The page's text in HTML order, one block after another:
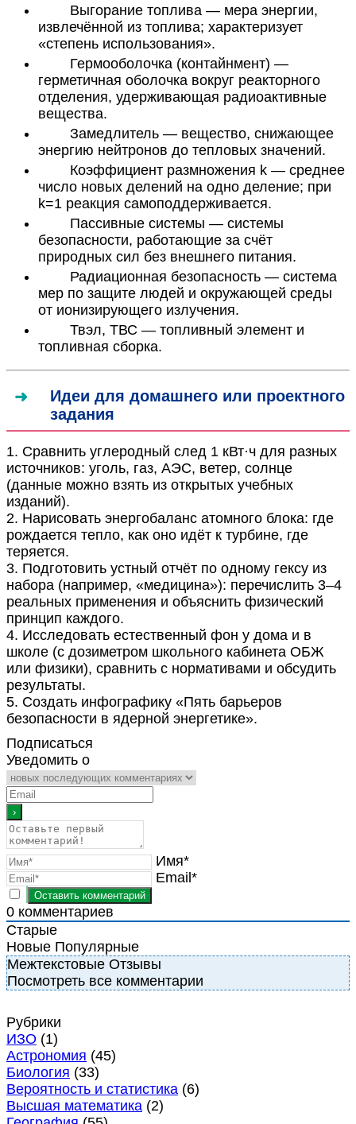
Выгорание топлива — мера энергии,
извлечённой из топлива; характеризует
«степень использования».
Гермооболочка (контайнмент) —
герметичная оболочка вокруг реакторного
отделения, удерживающая радиоактивные
вещества.
Замедлитель — вещество, снижающее
энергию нейтронов до тепловых значений.
Коэффициент размножения k — среднее
число новых делений на одно деление; при
k=1 реакция самоподдерживается.
Пассивные системы — системы
безопасности, работающие за счёт
природных сил без внешнего питания.
Радиационная безопасность — система
мер по защите людей и окружающей среды
от ионизирующего излучения.
Твэл, ТВС — топливный элемент и
топливная сборка.
Идеи для домашнего или проектного
задания
1. Сравнить углеродный след 1 кВт·ч для разных
источников: уголь, газ, АЭС, ветер, солнце
(данные можно взять из открытых учебных
изданий).
2. Нарисовать энергобаланс атомного блока: где
рождается тепло, как оно идёт к турбине, где
теряется.
3. Подготовить устный отчёт по одному гексу из
набора (например, «медицина»): перечислить 3–4
реальных применения и объяснить физический
принцип каждого.
4. Исследовать естественный фон у дома и в
школе (с дозиметром школьного кабинета ОБЖ
или физики), сравнить с нормативами и обсудить
результаты.
5. Создать инфографику «Пять барьеров
безопасности в ядерной энергетике».
Подписаться
Уведомить о
Имя*
Email*
0 комментариев
Старые
Новые Популярные
Межтекстовые Отзывы
Посмотреть все комментарии
Рубрики
ИЗО (1)
Астрономия (45)
Биология (33)
Вероятность и статистика (6)
Высшая математика (2)